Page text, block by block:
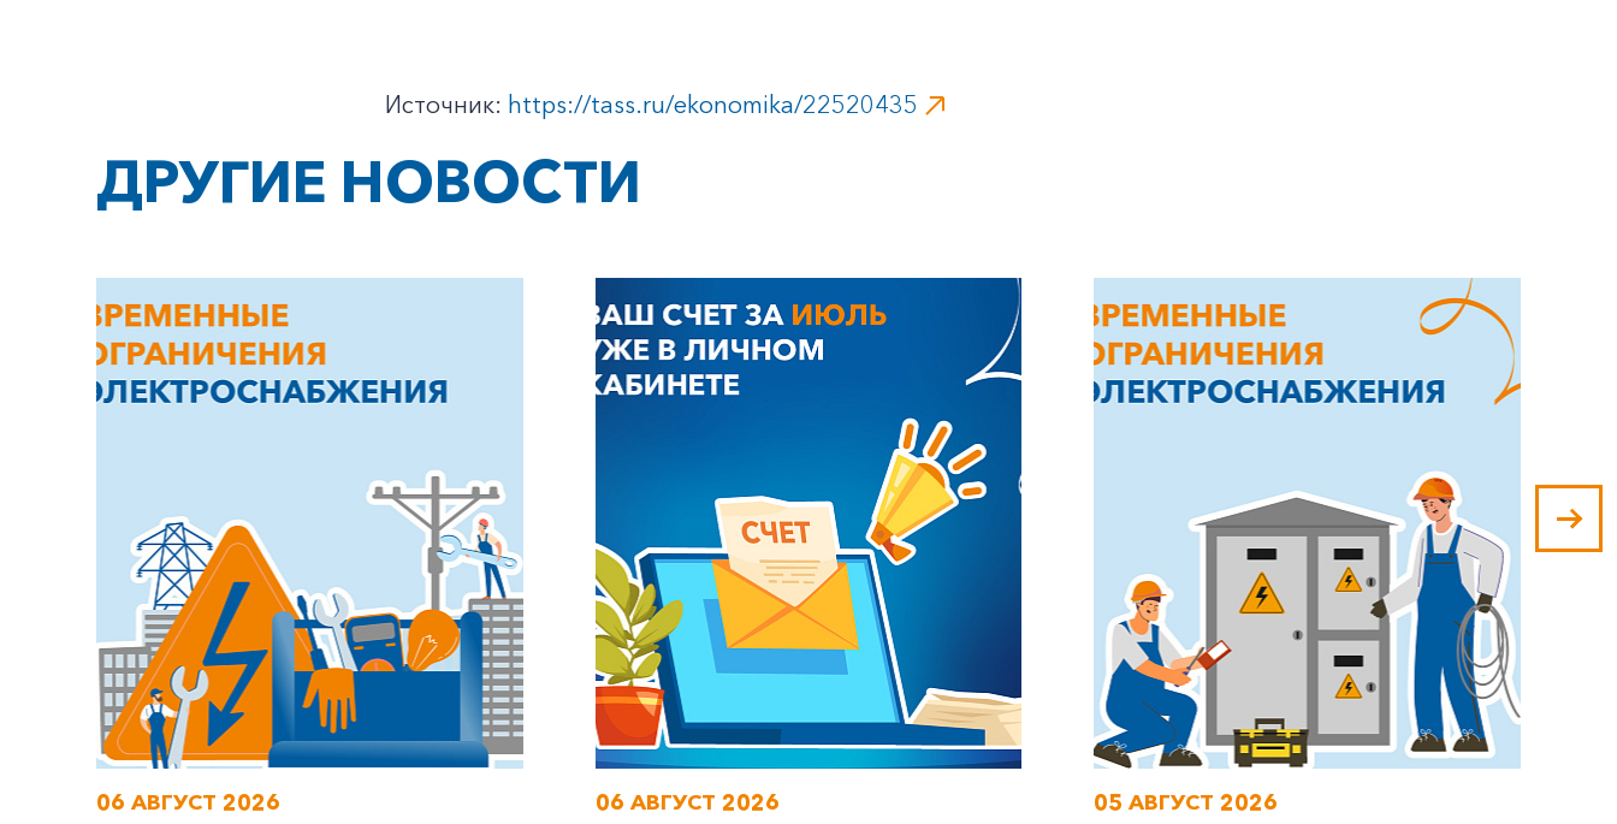
+7-800-700-24-57
Заказать обратный звонок
Частным клиентам
Корпоративным клиентам
Источник: https://tass.ru/ekonomika/22520435
ДРУГИЕ НОВОСТИ
06 АВГУСТ 2026 06 АВГУСТ 2026 05 АВГУСТ 2026